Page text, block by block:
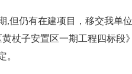
仍有在建项目，移交我单
杖子安置区一期工程四标
。